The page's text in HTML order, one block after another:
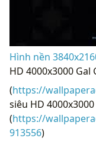
Hình nền
HD 4000x3000 Gal
(https://
siêu HD
(https://
913556)